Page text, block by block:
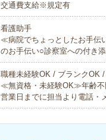
交通費支給※規定有
看護助手
≪病院でちょっとしたお手伝
のお手伝い○診察室への付き
職種未経験OK / ブランクOK
≪無資格・未経験OK≫年齢
営業日までに担当より電話・